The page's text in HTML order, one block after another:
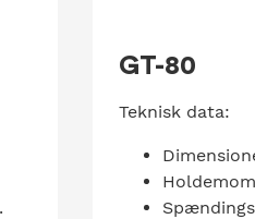
GT-80
Teknisk data: